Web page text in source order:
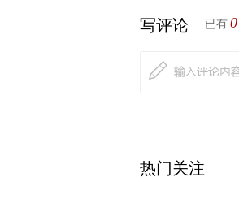
写评论 已有 0
热门关注